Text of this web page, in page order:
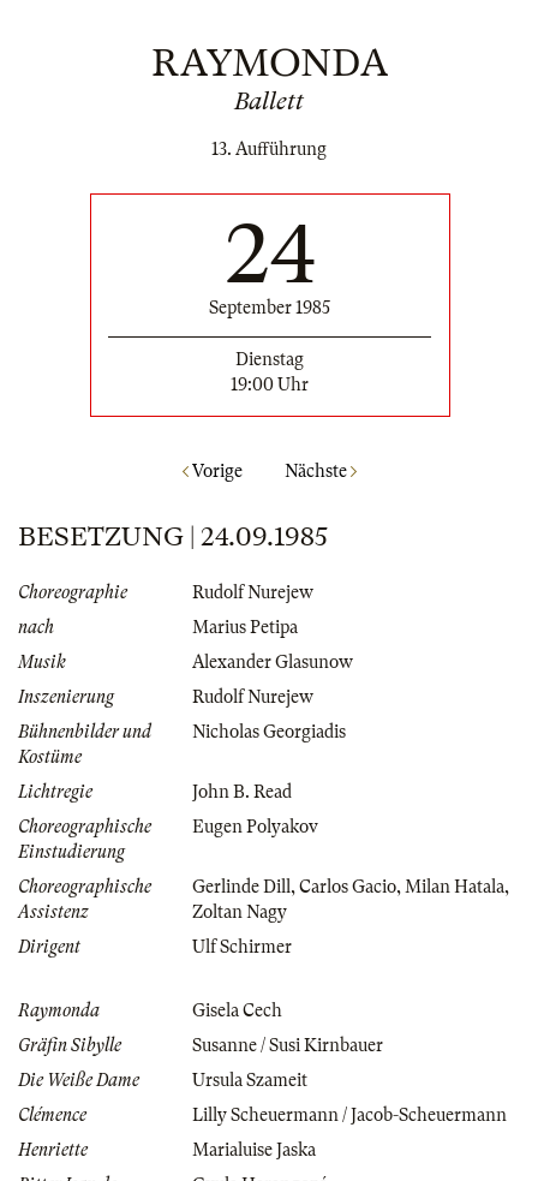
RAYMONDA
Ballett
13. Aufführung
24
September 1985
Dienstag
19:00 Uhr
Vorige Nächste
BESETZUNG | 24.09.1985
Choreographie
Rudolf Nurejew
nach
Marius Petipa
Musik
Alexander Glasunow
Inszenierung
Rudolf Nurejew
Bühnenbilder und
Kostüme
Nicholas Georgiadis
Lichtregie
John B. Read
Choreographische
Einstudierung
Eugen Polyakov
Choreographische
Assistenz
Gerlinde Dill , Carlos Gacio, Milan Hatala,
Zoltan Nagy
Dirigent
Ulf Schirmer
Raymonda
Gisela Cech
Gräfin Sibylle
Susanne / Susi Kirnbauer
Die Weiße Dame
Ursula Szameit
Clémence
Lilly Scheuermann / Jacob-Scheuermann
Henriette
Marialuise Jaska